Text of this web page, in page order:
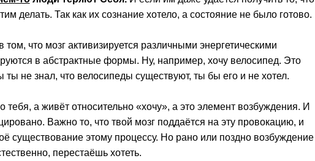
делать. Так как их сознание хотело, а состояние не было готово.
что мозг активизируется различными энергетическими
в абстрактные формы. Ну, например, хочу велосипед. Это
не знал, что велосипеды существуют, ты бы его и не хотел.
тебя, а живёт относительно «хочу», а это элемент возбуждения. И
Важно то, что твой мозг поддаётся на эту провокацию, и
существование этому процессу. Но рано или поздно возбуждение
перестаёшь хотеть.